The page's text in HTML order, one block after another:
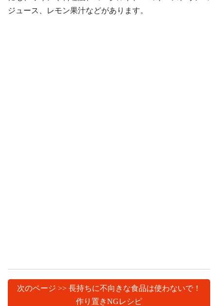
ジュース、レモン果汁などがあります。
次のページ >> 長持ちに不向きな食品は使わないで！
作り置きNGレシピ